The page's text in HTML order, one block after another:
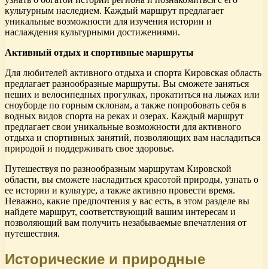
культурным наследием. Каждый маршрут предлагает
уникальные возможности для изучения истории и
наслаждения культурными достижениями.
Активный отдых и спортивные маршруты
Для любителей активного отдыха и спорта Кировская область
предлагает разнообразные маршруты. Вы сможете заняться
пеших и велосипедных прогулках, прокатиться на лыжах или
сноуборде по горным склонам, а также попробовать себя в
водных видов спорта на реках и озерах. Каждый маршрут
предлагает свои уникальные возможности для активного
отдыха и спортивных занятий, позволяющих вам насладиться
природой и поддерживать свое здоровье.
Путешествуя по разнообразным маршрутам Кировской
области, вы сможете насладиться красотой природы, узнать о
ее истории и культуре, а также активно провести время.
Неважно, какие предпочтения у вас есть, в этом разделе вы
найдете маршрут, соответствующий вашим интересам и
позволяющий вам получить незабываемые впечатления от
путешествия.
Исторические и природные